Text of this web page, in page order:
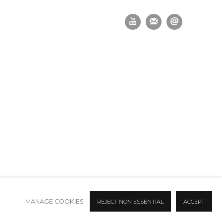
MANAGE COOKIES REJECT NON ESSENTIAL ACCEPT